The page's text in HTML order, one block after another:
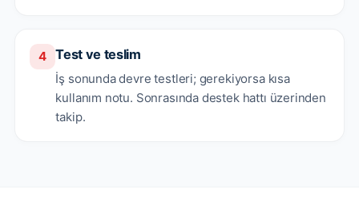
4 Test ve teslim
İş sonunda devre testleri; gerekiyorsa kısa
kullanım notu. Sonrasında destek hattı üzerinden
takip.